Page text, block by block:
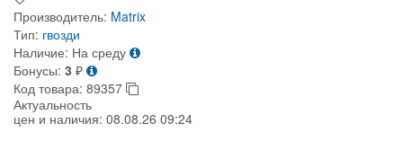
Производитель: Matrix
Тип: гвозди
Наличие: На среду
Бонусы: 3 ₽
Код товара: 89357
Актуальность
цен и наличия: 08.08.26 09:24